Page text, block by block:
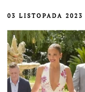
03 LISTOPADA 2023